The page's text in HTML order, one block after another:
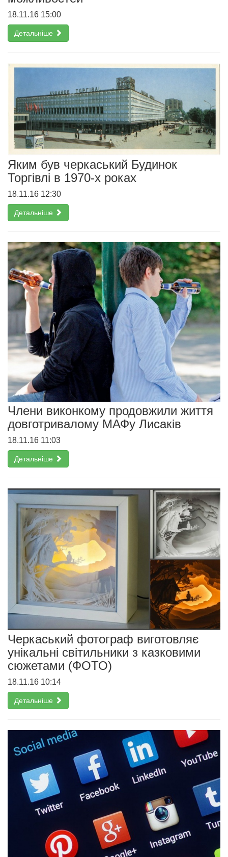
18.11.16 15:00
Детальніше
Яким був черкаський Будинок
Торгівлі в 1970-х роках
18.11.16 12:30
Детальніше
Члени виконкому продовжили життя
довготривалому МАФу Лисаків
18.11.16 11:03
Детальніше
Черкаський фотограф виготовляє
унікальні світильники з казковими
сюжетами (ФОТО)
18.11.16 10:14
Детальніше